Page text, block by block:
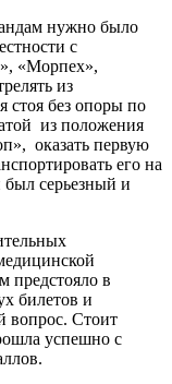
нужно было
с
«Морпех»,
из
стоя без опоры по
из положения
оказать первую
его на
серьезный и
предстояло в
билетов и
вопрос. Стоит
успешно с